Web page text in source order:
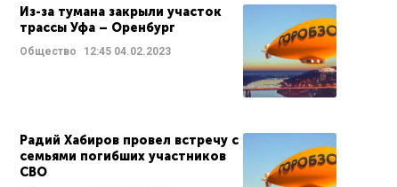
Из-за тумана закрыли участок
трассы Уфа – Оренбург
Общество 12:45 04.02.2023
Радий Хабиров провел встречу с
семьями погибших участников
СВО